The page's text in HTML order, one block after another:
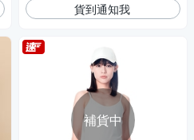
貨到通知我
補貨中